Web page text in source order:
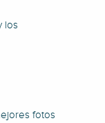
los
fotos